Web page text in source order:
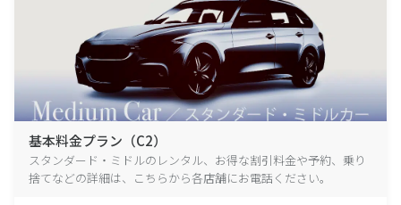
基本料金プラン（C2）
スタンダード・ミドルのレンタル、お得な割引料金や予約、乗り
捨てなどの詳細は、こちらから各店舗にお電話ください。